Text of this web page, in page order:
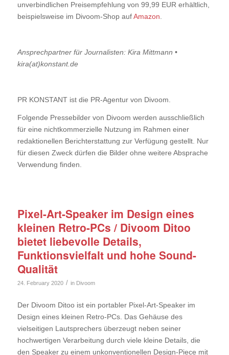
unverbindlichen Preisempfehlung von 99,99 EUR erhältlich,
beispielsweise im Divoom-Shop aufAmazon
Ansprechpartner für Journalisten: Kira Mittmann •
kira(at)konstant.de
PR KONSTANT ist die PR-Agentur von Divoom.
Folgende Pressebilder von Divoom werden ausschließlich
für eine nichtkommerzielle Nutzung im Rahmen einer
redaktionellen Berichterstattung zur Verfügung gestellt. Nur
für diesen Zweck dürfen die Bilder ohne weitere Absprache
Verwendung finden.
Pixel-Art-Speaker im Design eines
kleinen Retro-PCs / Divoom Ditoo
bietet liebevolle Details,
Funktionsvielfalt und hohe Sound-
Qualität
24. February 2020 / in Divoom
Der Divoom Ditoo ist ein portabler Pixel-Art-Speaker im
Design eines kleinen Retro-PCs. Das Gehäuse des
vielseitigen Lautsprechers überzeugt neben seiner
hochwertigen Verarbeitung durch viele kleine Details, die
den Speaker zu einem unkonventionellen Design-Piece mit